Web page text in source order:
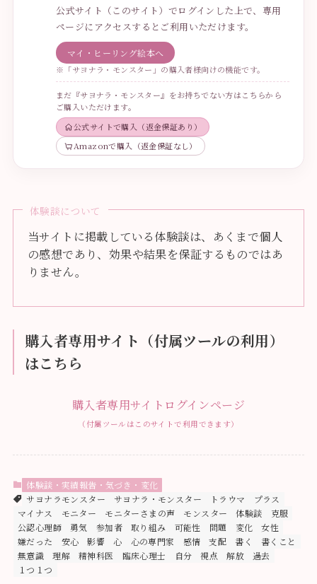
公式サイト（このサイト）でログインした上で、専用
ページにアクセスするとご利用いただけます。
マイ・ヒーリング絵本へ
※「サヨナラ・モンスター」の購入者様向けの機能です。
まだ『サヨナラ・モンスター』をお持ちでない方はこちらから
ご購入いただけます。
公式サイトで購入（返金保証あり）
Amazonで購入（返金保証なし）
体験談について
当サイトに掲載している体験談は、あくまで個人
の感想であり、効果や結果を保証するものではあ
りません。
購入者専用サイト（付属ツールの利用）
はこちら
購入者専用サイトログインページ
（付属ツールはこのサイトで利用できます）
体験談・実績報告・気づき・変化
サヨナラモンスター
サヨナラ・モンスター トラウマ
プラス
マイナス
モニター モニターさまの声 モンスター 体験談
克服
公認心理師
勇気 参加者 取り組み 可能性 問題 変化
女性
嫌だった
安心 影響 心 心の専門家 感情 支配 書く
書くこと
無意識
理解 精神科医 臨床心理士 自分 視点 解放
過去
１つ１つ